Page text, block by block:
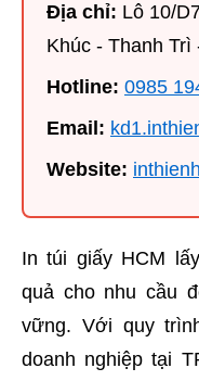
Địa chỉ: Lô 10/
Khúc - Thanh Trì
Hotline: 0985
Email:
Website:
In túi giấy HCM
quả cho nhu cầu
vững. Với quy
doanh nghiệp tại